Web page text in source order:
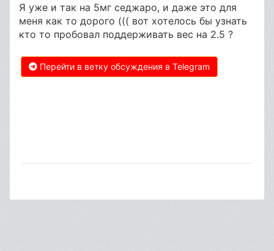
Я уже и так на 5мг седжаро, и даже это для
меня как то дорого ((( вот хотелось бы узнать
кто то пробовал поддерживать вес на 2.5 ?
Перейти в ветку обсуждения в Telegram